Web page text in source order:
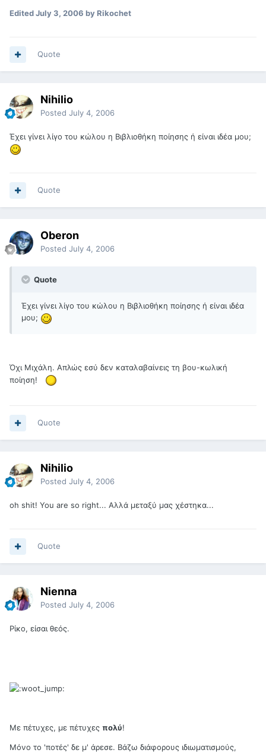
EditedJuly 3, 2006 by Rikochet
Quote
Nihilio
Posted July 4, 2006
Έχει γίνει λίγο του κώλου η Βιβλιοθήκη ποίησης ή είναι ιδέα μου;
Quote
Oberon
Posted July 4, 2006
Quote
Έχει γίνει λίγο του κώλου η Βιβλιοθήκη ποίησης ή είναι ιδέα
μου;
Όχι Μιχάλη. Απλώς εσύ δεν καταλαβαίνεις τη βου-κωλική
ποίηση!
Quote
Nihilio
Posted July 4, 2006
oh shit! You are so right... Αλλά μεταξύ μας χέστηκα...
Quote
Nienna
Posted July 4, 2006
Ρίκο, είσαι θεός.
Με πέτυχες, με πέτυχες πολύ!
Μόνο το 'ποτές' δε μ' άρεσε. Βάζω διάφορους ιδιωματισμούς,